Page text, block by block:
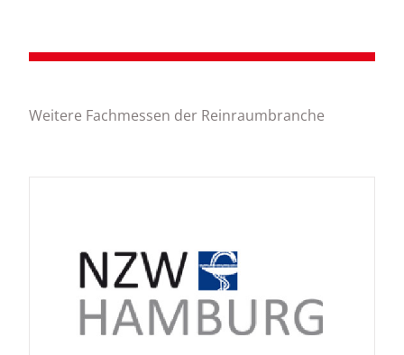
Weitere Fachmessen der Reinraumbranche